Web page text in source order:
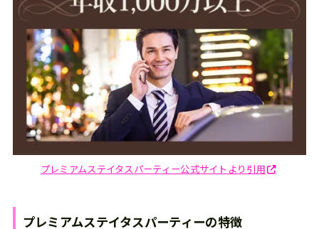
プレミアムステイタスパーティー公式サイトより引用
プレミアムステイタスパーティーの特徴